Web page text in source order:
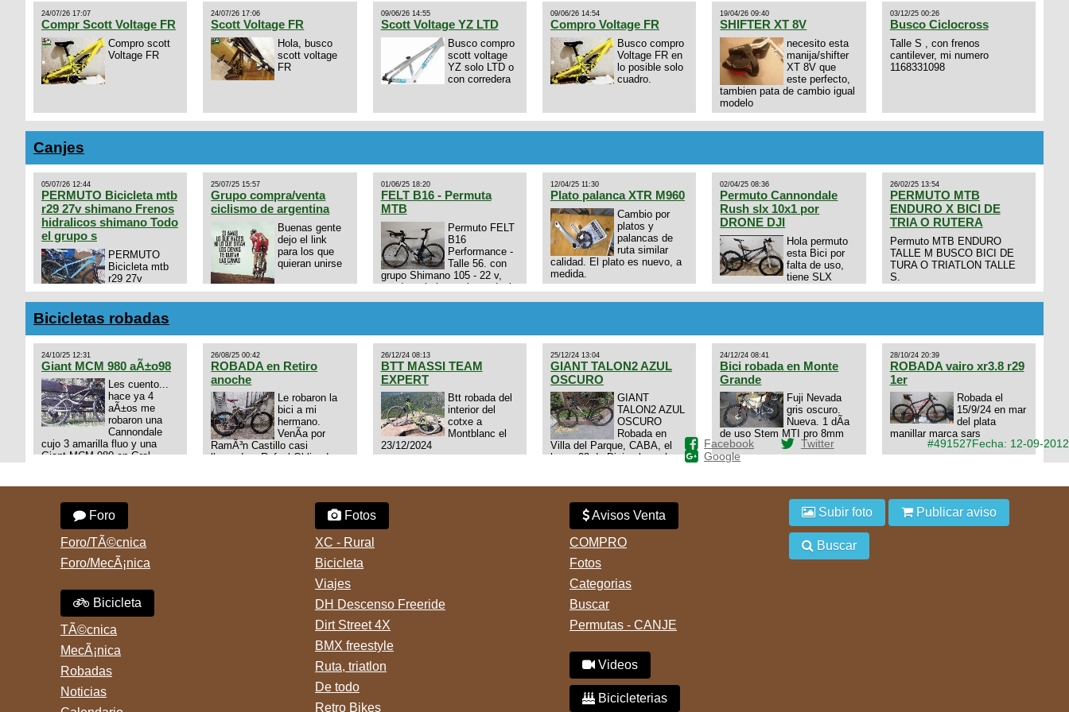
Facebook
Twitter
Google
#491527Fecha: 12-09-2012
24/07/26 17:07
Compr Scott Voltage FR
Compro scott
Voltage FR
24/07/26 17:06
Scott Voltage FR
Hola, busco
scott voltage
FR
09/06/26 14:55
Scott Voltage YZ LTD
Busco compro
scott voltage
YZ solo LTD o
con corredera
09/06/26 14:54
Compro Voltage FR
Busco compro
Voltage FR en
lo posible solo
cuadro.
19/04/26 09:40
SHIFTER XT 8V
necesito esta
manija/shifter
XT 8V que
este perfecto,
tambien pata de cambio igual
modelo
03/12/25 00:26
Busco Ciclocross
Talle S , con frenos
cantilever, mi numero
1168331098
Canjes
05/07/26 12:44
PERMUTO Bicicleta mtb
r29 27v shimano Frenos
hidralicos shimano Todo
el grupo s
PERMUTO
Bicicleta mtb
r29 27v
shimano
Frenos hidralicos shimano
Todo el grupo shimano Talle
s/m Permuto x pistera o ruta
talle s o m.
25/07/25 15:57
Grupo compra/venta
ciclismo de argentina
Buenas gente
dejo el link
para los que
quieran unirse
https://chat.whatsapp.com/E4N9zhVk9wHFFzK7T345Kn?
mode=ac_t
01/06/25 18:20
FELT B16 - Permuta
MTB
Permuto FELT
B16
Performance -
Talle 56. con
grupo Shimano 105 - 22 v,
cuadro: triatlon carbono dual
12/04/25 11:30
Plato palanca XTR M960
Cambio por
platos y
palancas de
ruta similar
calidad. El plato es nuevo, a
medida.
02/04/25 08:36
Permuto Cannondale
Rush slx 10x1 por
DRONE DJI
Hola permuto
esta Bici por
falta de uso,
tiene SLX
Horquilla Axon tope de gama
por drone de la marca Dji, les
interesa 3434568861 saludos
26/02/25 13:54
PERMUTO MTB
ENDURO X BICI DE
TRIA O RUTERA
Permuto MTB ENDURO
TALLE M BUSCO BICI DE
TURA O TRIATLON TALLE
S.
Bicicletas robadas
24/10/25 12:31
Giant MCM 980 aÃ±o98
Les cuento...
hace ya 4
aÃ±os me
robaron una
Cannondale
cujo 3 amarilla fluo y una
Giant MCM 980 en Gral
a Lujan. Aun conservo las
denuncias y las fotos de mis
bikes. Desde aquel momento,
no paro de entrar a diferentes
portales t
26/08/25 00:42
ROBADA en Retiro
anoche
Le robaron la
bici a mi
hermano.
VenÃ­a por
RamÃ³n Castillo casi
llegando a Rafael Obligado en
bici y se la llevaron para la
mountain BRONCO del aÃ±o
1996 rodado 26', cuadro talle
26/12/24 08:13
BTT MASSI TEAM
EXPERT
Btt robada del
interior del
cotxe a
Montblanc el
23/12/2024
25/12/24 13:04
GIANT TALON2 AZUL
OSCURO
GIANT
TALON2 AZUL
OSCURO
Robada en
Villa del Parque, CABA, el
lunes 23 de Diciembre a las
24/12/24 08:41
Bici robada en Monte
Grande
Fuji Nevada
gris oscuro.
Nueva. 1 dÃ­a
de uso Stem MTI pro 8mm
28/10/24 20:39
ROBADA vairo xr3.8 r29
1er
Robada el
15/9/24 en mar
del plata
manillar marca sars
Foro
Foro/TÃ©cnica
Foro/MecÃ¡nica
Bicicleta
TÃ©cnica
MecÃ¡nica
Robadas
Noticias
Fotos
XC - Rural
Bicicleta
Viajes
DH Descenso Freeride
Dirt Street 4X
BMX freestyle
Ruta, triatlon
De todo
Retro Bikes
Avisos Venta
COMPRO
Fotos
Categorias
Buscar
Permutas - CANJE
Videos
Bicicleterias
Subir foto Publicar aviso
Buscar